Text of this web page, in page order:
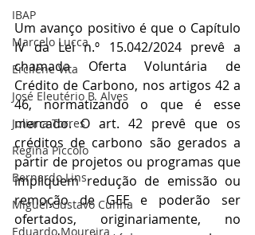
IBAP
Marcelo Lucca
Ercilene Vita
José Eleutério B. Alves
Juliana Torres
Regina Piccolo
Bernardo Lins
Miguel Gustavo Cunha
Eduardo Moureira
Um avanço positivo é que o Capítulo
IV da Lei n.º 15.042/2024 prevê a
chamada Oferta Voluntária de
Crédito de Carbono, nos artigos 42 a
46, normatizando o que é esse
mercado. O art. 42 prevê que os
créditos de carbono são gerados a
partir de projetos ou programas que
impliquem redução de emissão ou
remoção de GEE e poderão ser
ofertados, originariamente, no